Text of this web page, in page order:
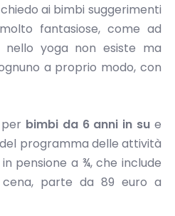
ai bimbi suggerimenti
fantasiose, come ad
nello yoga non esiste ma
a proprio modo, con
bimbi da 6 anni in su e
programma delle attività
pensione a ¾, che include
cena, parte da 89 euro a